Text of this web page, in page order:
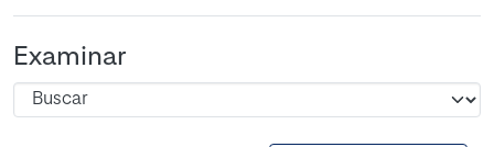
Examinar